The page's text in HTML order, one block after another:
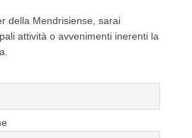
della Mendrisiense, sarai
attività o avvenimenti inerenti la